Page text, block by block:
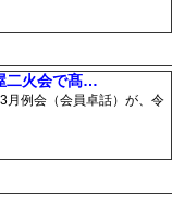
二火会で髙…
例会（会員卓話）が、令